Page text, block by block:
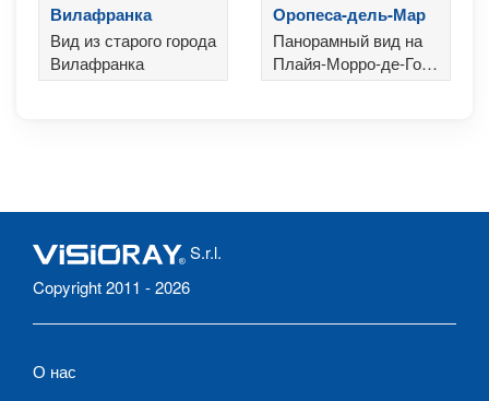
Вилафранка
Вид из старого города
Вилафранка
Оропеса-дель-Мар
Панорамный вид на
Плайя-Морро-де-Гос
в Оропеса-дель-Мар
S.r.l.
Copyright 2011 - 2026
О нас